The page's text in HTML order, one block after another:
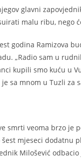
glavni
malu ribu, nego
godina Ramizova
„Radio sam u
kupili smo kuću u
je sa mnom u Tuzli za
smrti veoma brzo je
mjeseci dodatnu
Milošević